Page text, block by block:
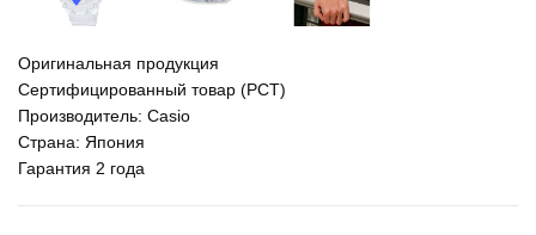
Оригинальная продукция
Сертифицированный товар (РСТ)
Производитель: Casio
Страна: Япония
Гарантия 2 года